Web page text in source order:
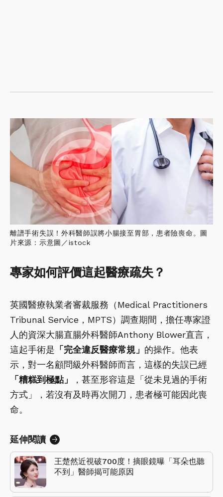
離譜手術失誤！外科醫師誤將小腸接至胃部，患者險喪命。圖
片來源：示意圖／istock
專家如何評價這起醫療疏失？
英國醫療執業者審裁服務（Medical Practitioners
Tribunal Service，MPTS）調查期間，擔任專家證
人的資深大腸直腸外科醫師Anthony Blower直言，
這起手術是 「完全違反醫療常規」 的操作。他表
示，對一名顧問級外科醫師而言，這樣的失誤已經
「糟糕到極點」
，甚至形容這是「從未見過的手術
方式」，若沒有及時再次開刀，患者極可能因此喪
命。
延伸閱讀
王楚然近視破700度！摘眼鏡曝「耳朵也聽
不到」醫師揭可能原因